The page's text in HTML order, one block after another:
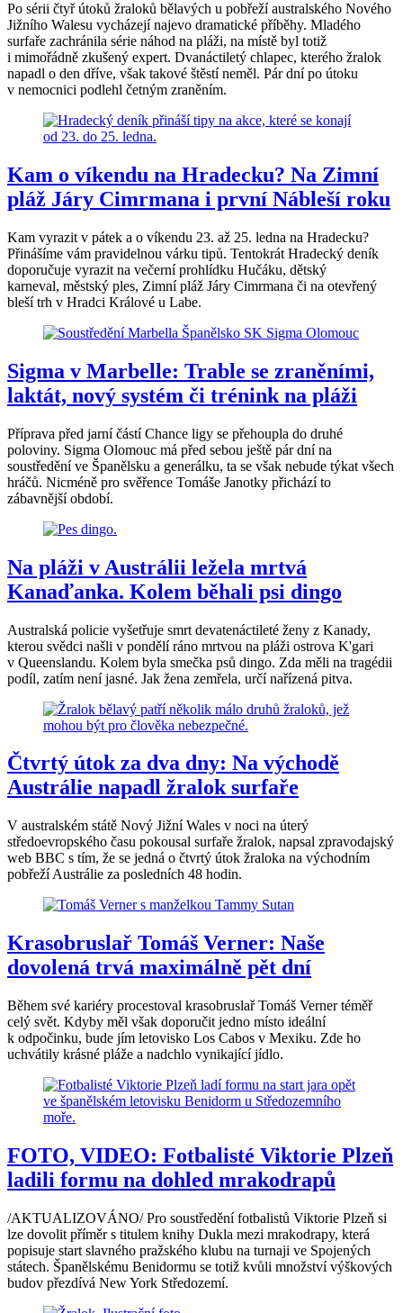
Po sérii čtyř útoků žraloků bělavých u pobřeží australského Nového
Jižního Walesu vycházejí najevo dramatické příběhy. Mladého
surfaře zachránila série náhod na pláži, na místě byl totiž
i mimořádně zkušený expert. Dvanáctiletý chlapec, kterého žralok
napadl o den dříve, však takové štěstí neměl. Pár dní po útoku
v nemocnici podlehl četným zraněním.
Kam o víkendu na Hradecku? Na Zimní
pláž Járy Cimrmana i první Nábleší roku
Kam vyrazit v pátek a o víkendu 23. až 25. ledna na Hradecku?
Přinášíme vám pravidelnou várku tipů. Tentokrát Hradecký deník
doporučuje vyrazit na večerní prohlídku Hučáku, dětský
karneval, městský ples, Zimní pláž Járy Cimrmana či na otevřený
bleší trh v Hradci Králové u Labe.
Sigma v Marbelle: Trable se zraněními,
laktát, nový systém či trénink na pláži
Příprava před jarní částí Chance ligy se přehoupla do druhé
poloviny. Sigma Olomouc má před sebou ještě pár dní na
soustředění ve Španělsku a generálku, ta se však nebude týkat všech
hráčů. Nicméně pro svěřence Tomáše Janotky přichází to
zábavnější období.
Na pláži v Austrálii ležela mrtvá
Kanaďanka. Kolem běhali psi dingo
Australská policie vyšetřuje smrt devatenáctileté ženy z Kanady,
kterou svědci našli v pondělí ráno mrtvou na pláži ostrova K'gari
v Queenslandu. Kolem byla smečka psů dingo. Zda měli na tragédii
podíl, zatím není jasné. Jak žena zemřela, určí nařízená pitva.
Čtvrtý útok za dva dny: Na východě
Austrálie napadl žralok surfaře
V australském státě Nový Jižní Wales v noci na úterý
středoevropského času pokousal surfaře žralok, napsal zpravodajský
web BBC s tím, že se jedná o čtvrtý útok žraloka na východním
pobřeží Austrálie za posledních 48 hodin.
Krasobruslař Tomáš Verner: Naše
dovolená trvá maximálně pět dní
Během své kariéry procestoval krasobruslař Tomáš Verner téměř
celý svět. Kdyby měl však doporučit jedno místo ideální
k odpočinku, bude jím letovisko Los Cabos v Mexiku. Zde ho
uchvátily krásné pláže a nadchlo vynikající jídlo.
FOTO, VIDEO: Fotbalisté Viktorie Plzeň
ladili formu na dohled mrakodrapů
/AKTUALIZOVÁNO/ Pro soustředění fotbalistů Viktorie Plzeň si
lze dovolit příměr s titulem knihy Dukla mezi mrakodrapy, která
popisuje start slavného pražského klubu na turnaji ve Spojených
státech. Španělskému Benidormu se totiž kvůli množství výškových
budov přezdívá New York Středozemí.